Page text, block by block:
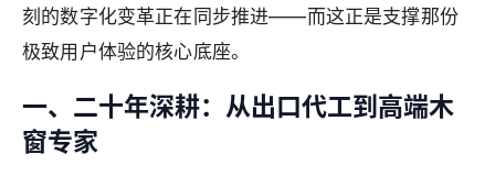
刻的数字化变革正在同步推进——而这正是支撑那份
极致用户体验的核心底座。
一、二十年深耕：从出口代工到高端木
窗专家